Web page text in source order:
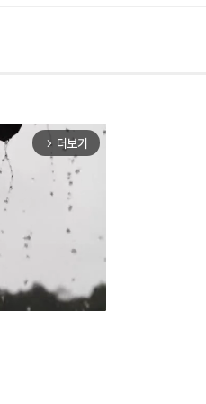
arrow_forward_ios 더보기